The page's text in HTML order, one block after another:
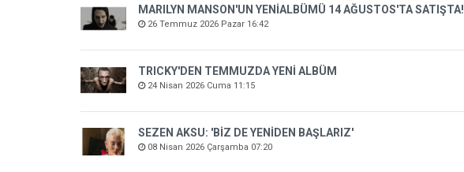
MARILYN MANSON'UN YENİALBÜMÜ 14 AĞUSTOS'TA SATIŞTA!
26 Temmuz 2026 Pazar 16:42
TRICKY'DEN TEMMUZDA YENİ ALBÜM
24 Nisan 2026 Cuma 11:15
SEZEN AKSU: 'BİZ DE YENİDEN BAŞLARIZ'
08 Nisan 2026 Çarşamba 07:20